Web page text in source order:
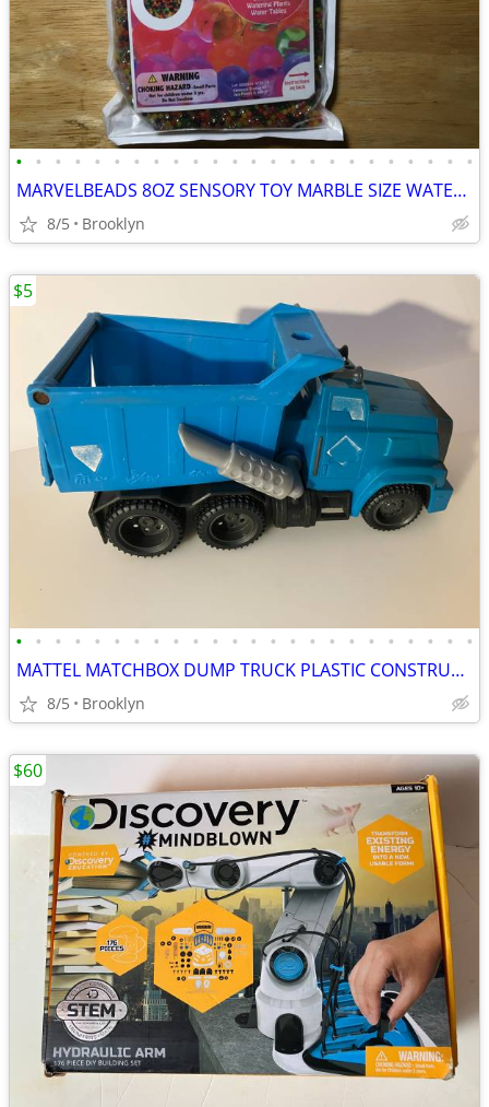
• • • • • • • • • • • • • • • • • • • • • • • •
MARVELBEADS 8OZ SENSORY TOY MARBLE SIZE WATER GEL STRESS BALLS RAINBOW
8/5 Brooklyn
• • • • • • • • • • • • • • • • • • • • • • • •
MATTEL MATCHBOX DUMP TRUCK PLASTIC CONSTRUCTION VEHICLE KIDS J4769
8/5 Brooklyn
$5
$60